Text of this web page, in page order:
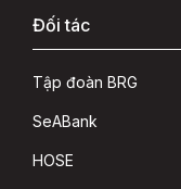
Đối tác
Tập đoàn BRG
SeABank
HOSE